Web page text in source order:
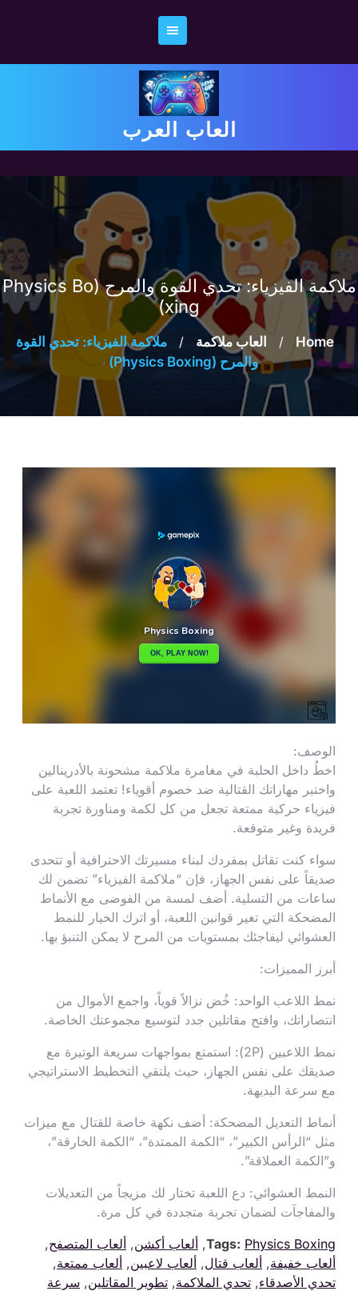
العاب العرب
ملاكمة الفيزياء: تحدي القوة والمرح (Physics Bo
xing)
Home
/ العاب ملاكمة /
ملاكمة الفيزياء: تحدي القوة
والمرح (Physics Boxing)
الوصف:
اخطُ داخل الحلبة في مغامرة ملاكمة مشحونة بالأدرينالين
واختبر مهاراتك القتالية ضد خصوم أقوياء! تعتمد اللعبة على
فيزياء حركية ممتعة تجعل من كل لكمة ومناورة تجربة
فريدة وغير متوقعة.
سواء كنت تقاتل بمفردك لبناء مسيرتك الاحترافية أو تتحدى
صديقاً على نفس الجهاز، فإن “ملاكمة الفيزياء” تضمن لك
ساعات من التسلية. أضف لمسة من الفوضى مع الأنماط
المضحكة التي تغير قوانين اللعبة، أو اترك الخيار للنمط
العشوائي ليفاجئك بمستويات من المرح لا يمكن التنبؤ بها.
أبرز المميزات:
نمط اللاعب الواحد: خُض نزالاً قوياً، واجمع الأموال من
انتصاراتك، وافتح مقاتلين جدد لتوسيع مجموعتك الخاصة.
نمط اللاعبين (2P): استمتع بمواجهات سريعة الوتيرة مع
صديقك على نفس الجهاز، حيث يلتقي التخطيط الاستراتيجي
مع سرعة البديهة.
أنماط التعديل المضحكة: أضف نكهة خاصة للقتال مع ميزات
مثل “الرأس الكبير”، “الكمة الممتدة”، “الكمة الخارقة”،
و”الكمة العملاقة”.
النمط العشوائي: دع اللعبة تختار لك مزيجاً من التعديلات
والمفاجآت لضمان تجربة متجددة في كل مرة.
Tags: Physics Boxing
, ألعاب أكشن, ألعاب المتصفح,
ألعاب خفيفة, ألعاب قتال, ألعاب لاعبين, ألعاب ممتعة,
تحدي الأصدقاء, تحدي الملاكمة, تطوير المقاتلين, سرعة